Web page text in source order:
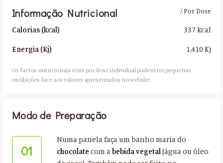
Informação Nutricional
Calorias (kcal)
Energia (Kj)
/ Por Dose
337 kcal
1,410 Kj
Os factos nutricionais reais por dose individual podem ter pequenas
oscilações face aos valores apresentados no website.​
Modo de Preparação
01
Numa panela faça um banho maria do
chocolate com abebida vegetal(água ou óleo